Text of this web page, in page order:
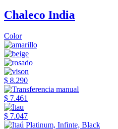
Chaleco India
Color
$ 8.290
$ 7.461
$ 7.047